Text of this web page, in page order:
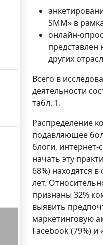
SМM» в
онлайн-
других
Всего в
деятельности
табл. 1.
Распределение
подавляющее
блоги,
начать эту
68%) находятся
лет.
признаны 32%
выявить
маркетинговую
Facebook (79%) и